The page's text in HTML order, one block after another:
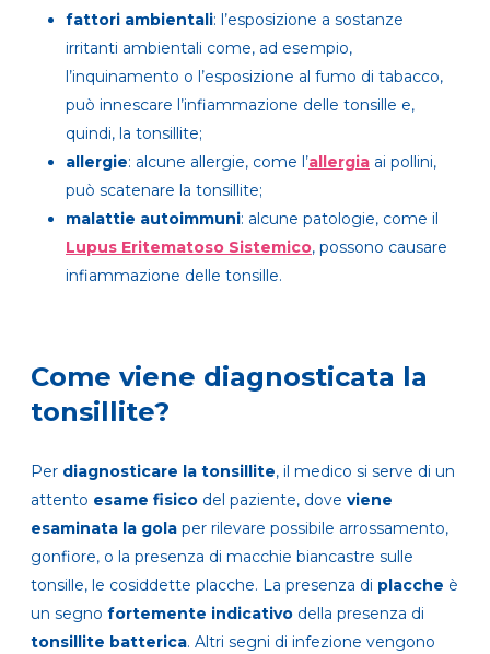
fattori ambientali: l’esposizione a sostanze
irritanti ambientali come, ad esempio,
l’inquinamento o l’esposizione al fumo di tabacco,
può innescare l’infiammazione delle tonsille e,
quindi, la tonsillite;
allergie: alcune allergie, come l’allergia ai pollini,
può scatenare la tonsillite;
malattie autoimmuni: alcune patologie, come il
Lupus Eritematoso Sistemico, possono causare
infiammazione delle tonsille.
Come viene diagnosticata la
tonsillite?
Per diagnosticare la tonsillite, il medico si serve di un
attento esame fisico del paziente, dove viene
esaminata la gola per rilevare possibile arrossamento,
gonfiore, o la presenza di macchie biancastre sulle
tonsille, le cosiddette placche. La presenza di placche è
un segno fortemente indicativo della presenza di
tonsillite batterica. Altri segni di infezione vengono